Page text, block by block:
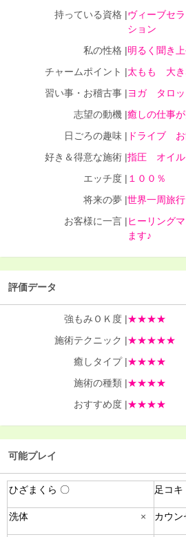
持っている資格 |ヴィーブセ
ション
私の性格 |明るく聞き
チャームポイント |太もも 大き
習い事・お稽古事 |ヨガ タロッ
志望の動機 |癒しの仕事
日ごろの趣味 | ドライブ
好き＆得意な施術 |指圧 オイ
エッチ度 | １００％
将来の夢 |世界一周旅
お客様に一言 |ヒーリング
ます♪
評価データ
強もみＯＫ度 |★★★★
施術テクニック |★★★★★
癒しタイプ |★★★★
施術の種類 |★★★★
おすすめ度 |★★★★
可能プレイ
ひざまくら 〇 足コキ
洗体 × カウン